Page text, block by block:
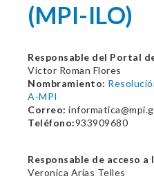
(MPI-ILO)
Responsable del Portal
Victor Roman Flores
Nombramiento:
A-MPI
Correo:
Teléfono:933909680
Responsable de acceso
Veronica Arias Telles